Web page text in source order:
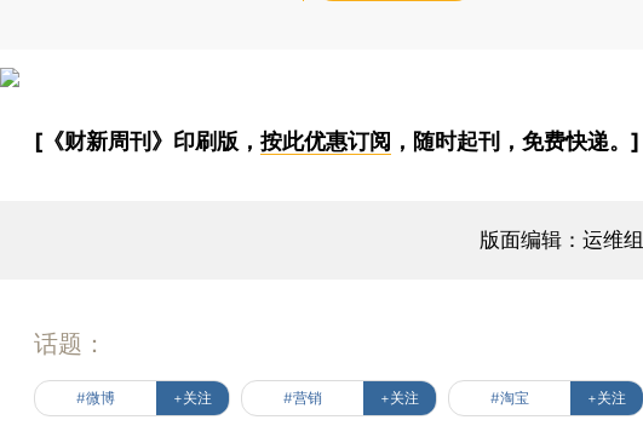
[《财新周刊》印刷版， 按此优惠订阅 ，随时起刊，免费快递。]
版面编辑：运维组
话题：
#微博 +关注 #营销 +关注 #淘宝 +关注